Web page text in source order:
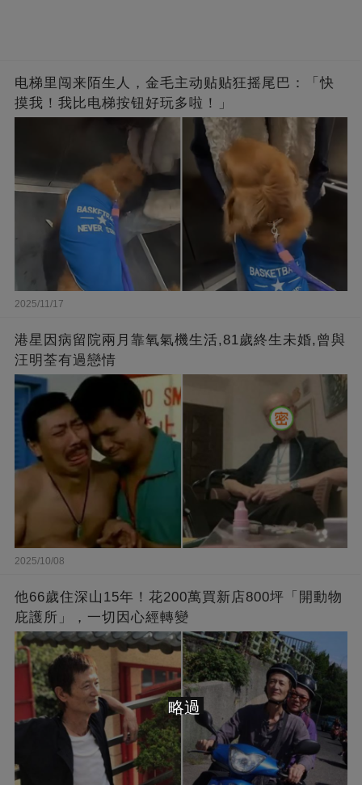
电梯里闯来陌生人，金毛主动贴贴狂摇尾巴：「快
摸我！我比电梯按钮好玩多啦！」
2025/11/17
港星因病留院兩月靠氧氣機生活,81歲終生未婚,曾與
汪明荃有過戀情
2025/10/08
他66歲住深山15年！花200萬買新店800坪「開動物
庇護所」，一切因心經轉變
略過